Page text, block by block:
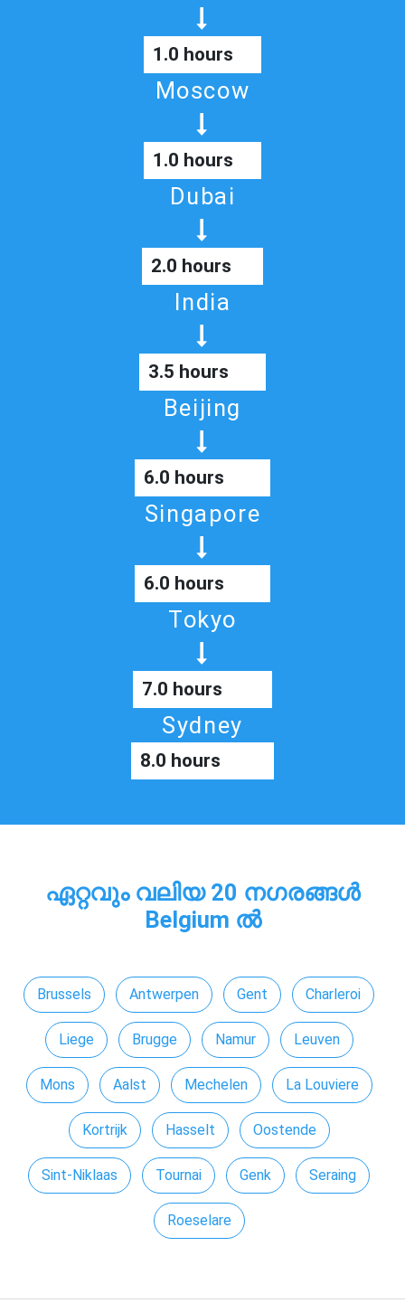
1.0 hours
Moscow
1.0 hours
Dubai
2.0 hours
India
3.5 hours
Beijing
6.0 hours
Singapore
6.0 hours
Tokyo
7.0 hours
Sydney
8.0 hours
ഏറ്റവും വലിയ 20 നഗരങ്ങൾ
Belgium ൽ
Brussels Antwerpen Gent Charleroi
Liege Brugge Namur Leuven
Mons Aalst Mechelen La Louviere
Kortrijk Hasselt Oostende
Sint-Niklaas Tournai Genk Seraing
Roeselare